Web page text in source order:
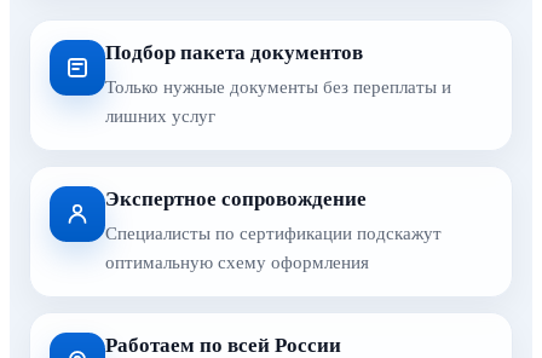
Подбор пакета документов
Только нужные документы без переплаты и
лишних услуг
Экспертное сопровождение
Специалисты по сертификации подскажут
оптимальную схему оформления
Работаем по всей России